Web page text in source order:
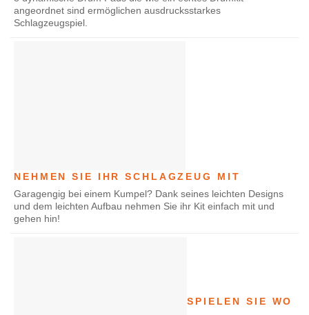
angeordnet sind ermöglichen ausdrucksstarkes
Schlagzeugspiel.
NEHMEN SIE IHR SCHLAGZEUG MIT
Garagengig bei einem Kumpel? Dank seines leichten Designs
und dem leichten Aufbau nehmen Sie ihr Kit einfach mit und
gehen hin!
SPIELEN SIE WO